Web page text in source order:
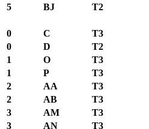
5
BJ T2
0
C T3
0
D T2
1
O T3
1
P T3
2
AA T3
2
AB T3
3
AM T3
3
AN T3